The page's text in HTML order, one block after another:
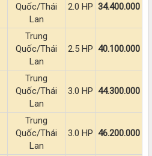
Quốc/Thái
Lan​
2.0 HP​ 34.400.000
Trung
Quốc/Thái
Lan​
2.5 HP​ 40.100.000
Trung
Quốc/Thái
Lan​
3.0 HP​ 44.300.000
Trung
Quốc/Thái
Lan​
3.0 HP​ 46.200.000